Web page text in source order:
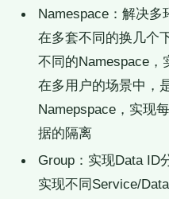
Namespace：解决
在多套不同的换几个
不同的Namespace，
在多用户的场景中，
Namepspace，实现
据的隔离
Group：实现Data ID
实现不同Service/